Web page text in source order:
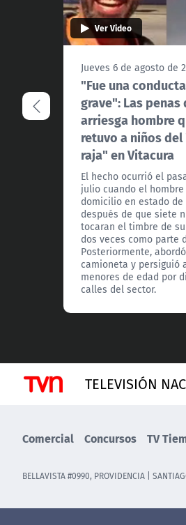
Ver Video
Jueves 6 de agosto de
"Fue una
grave": Las penas
arriesga hombre
retuvo a niños
raja" en Vitacura
El hecho ocurrió el
julio cuando el
domicilio en estado
después de que siete
tocaran el timbre de
dos veces como parte
Posteriormente,
camioneta y persiguió
menores de edad por
calles del sector.
TELEVISIÓN
Comercial Concursos TV
BELLAVISTA #0990, PROVIDENCIA |